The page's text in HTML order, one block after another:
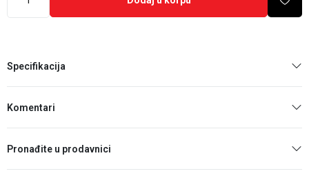
Specifikacija
Komentari
Pronađite u prodavnici